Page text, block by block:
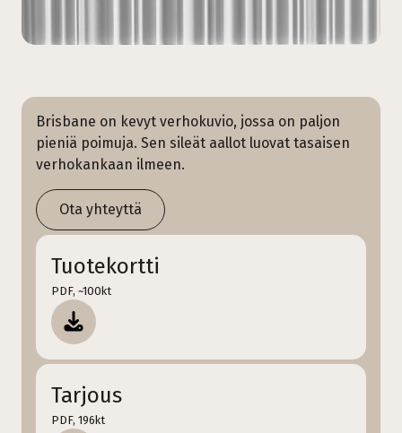
Brisbane on kevyt verhokuvio, jossa on paljon
pieniä poimuja. Sen sileät aallot luovat tasaisen
verhokankaan ilmeen.
Ota yhteyttä
Tuotekortti
PDF, ~100kt
Tarjous
PDF, 196kt